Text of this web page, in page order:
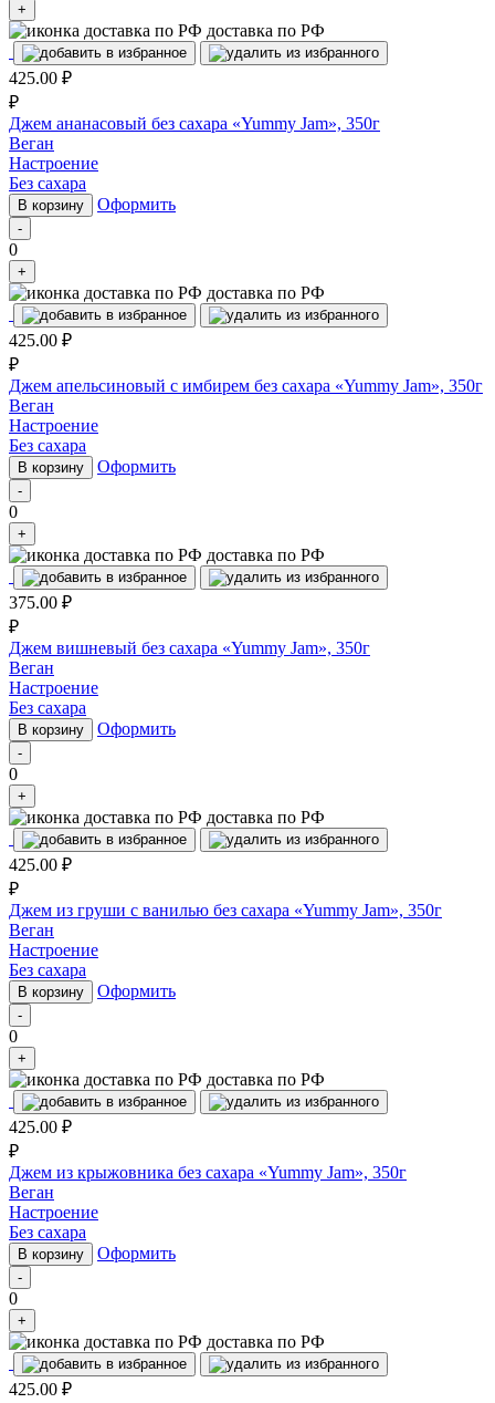
+
доставка по РФ
425.00 ₽
₽
Джем ананасовый без сахара «Yummy Jam», 350г
Веган
Настроение
Без сахара
В корзину Оформить
-
0
+
доставка по РФ
425.00 ₽
₽
Джем апельсиновый с имбирем без сахара «Yummy Jam», 350г
Веган
Настроение
Без сахара
В корзину Оформить
-
0
+
доставка по РФ
375.00 ₽
₽
Джем вишневый без сахара «Yummy Jam», 350г
Веган
Настроение
Без сахара
В корзину Оформить
-
0
+
доставка по РФ
425.00 ₽
₽
Джем из груши с ванилью без сахара «Yummy Jam», 350г
Веган
Настроение
Без сахара
В корзину Оформить
-
0
+
доставка по РФ
425.00 ₽
₽
Джем из крыжовника без сахара «Yummy Jam», 350г
Веган
Настроение
Без сахара
В корзину Оформить
-
0
+
доставка по РФ
425.00 ₽